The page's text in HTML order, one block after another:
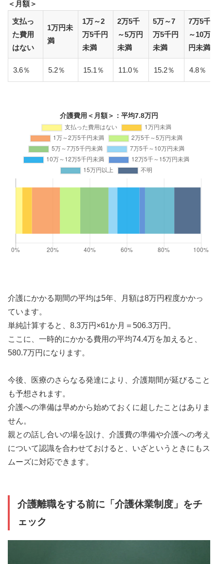
＜月額＞
支払っ
た費用
はない
1万円未
満
1万～2
万5千円
未満
2万5千
～5万円
未満
5万～7
万5千円
未満
7万5千
～10万
円未満
3.6％ 5.2％ 15.1％ 11.0％ 15.2％ 4.8％
介護費用＜月額＞：平均7.8万円
介護にかかる期間の平均は5年、月額は8万円程度かかっ
ています。
単純計算すると、8.3万円×61か月＝506.3万円。
ここに、一時的にかかる費用の平均74.4万を加えると、
580.7万円になります。
今後、医療のさらなる発達により、介護期間が延びること
も予想されます。
介護への準備は早めから始めておくに超したことはありま
せん。
親との話し合いの場を設け、介護費の準備や介護への考え
について認識を合わせておけると、いざというときにもス
ムーズに対応できます。
介護離職をする前に「介護休業制度」をチ
ェック